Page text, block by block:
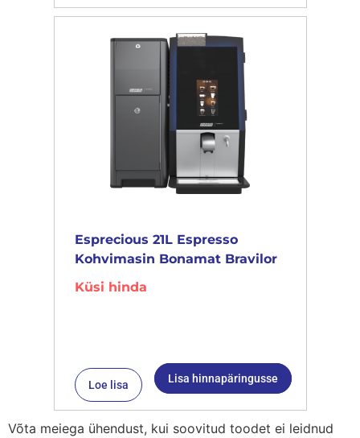
Esprecious 21L Espresso
Kohvimasin Bonamat Bravilor
Küsi hinda
Loe lisa Lisa hinnapäringusse
Võta meiega ühendust, kui soovitud toodet ei leidnud